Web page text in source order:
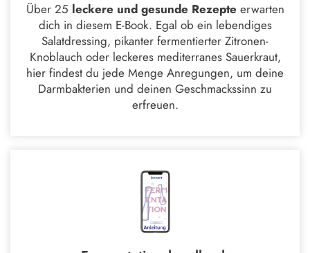
Über 25 leckere und gesunde Rezepte erwarten
dich in diesem E-Book. Egal ob ein lebendiges
Salatdressing, pikanter fermentierter Zitronen-
Knoblauch oder leckeres mediterranes Sauerkraut,
hier findest du jede Menge Anregungen, um deine
Darmbakterien und deinen Geschmackssinn zu
erfreuen.